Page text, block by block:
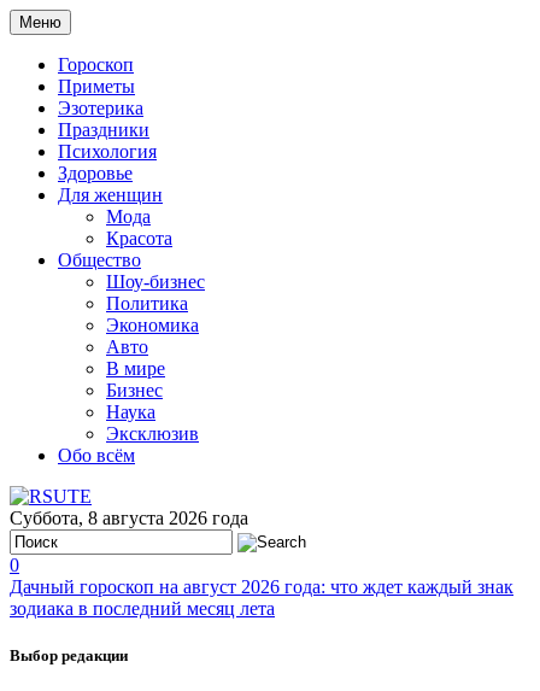
Меню
Гороскоп
Приметы
Эзотерика
Праздники
Психология
Здоровье
Для женщин
Мода
Красота
Общество
Шоу-бизнес
Политика
Экономика
Авто
В мире
Бизнес
Наука
Эксклюзив
Обо всём
Суббота, 8 августа 2026 года
0
Дачный гороскоп на август 2026 года: что ждет каждый знак
зодиака в последний месяц лета
Выбор редакции